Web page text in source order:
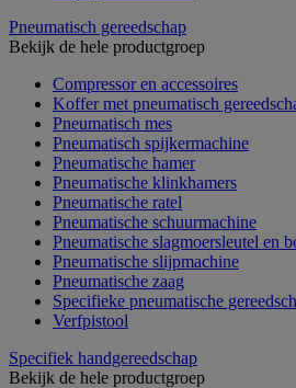
Pneumatisch gereedschap
Bekijk de hele productgroep
Compressor en accessoires
Koffer met pneumatisch
Pneumatisch mes
Pneumatisch spijkermachine
Pneumatische hamer
Pneumatische klinkhamers
Pneumatische ratel
Pneumatische schuurmachine
Pneumatische slagmoersleutel en
Pneumatische slijpmachine
Pneumatische zaag
Specifieke pneumatische
Verfpistool
Specifiek handgereedschap
Bekijk de hele productgroep